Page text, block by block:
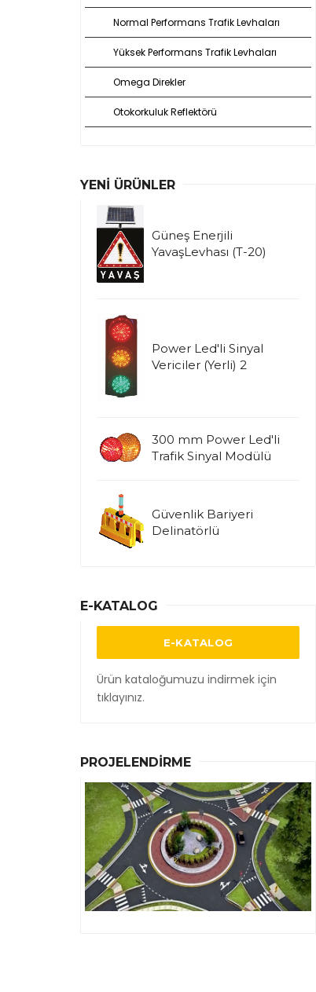
Normal Performans Trafik Levhaları
Yüksek Performans Trafik Levhaları
Omega Direkler
Otokorkuluk Reflektörü
YENI ÜRÜNLER
Güneş Enerjili
YavaşLevhası (T-20)
Power Led'li Sinyal
Vericiler (Yerli) 2
300 mm Power Led'li
Trafik Sinyal Modülü
Güvenlik Bariyeri
Delinatörlü
E-KATALOG
E-KATALOG
Ürün kataloğumuzu indirmek için
tıklayınız.
PROJELENDIRME